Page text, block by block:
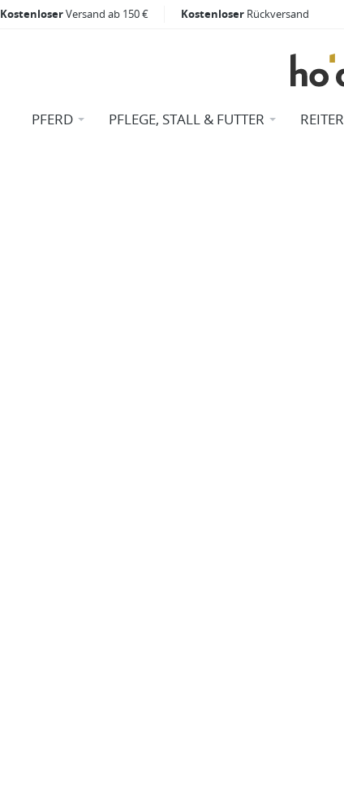
KostenloserVersand ab 150 € Kostenloser Rückversand
PFERD PFLEGE, STALL & FUTTER REITER